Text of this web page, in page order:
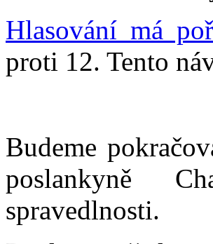
Hlasování má
proti 12. Tento
Budeme
poslankyně
spravedlnosti.